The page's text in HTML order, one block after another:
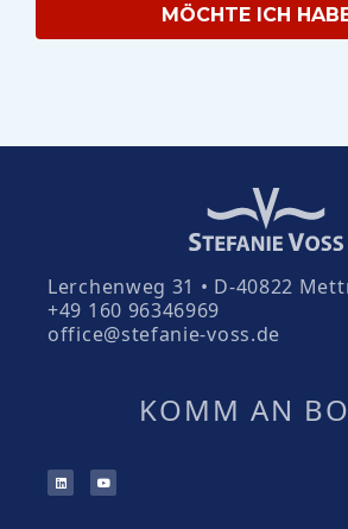
MÖCHTE ICH
Lerchenweg 31 • D-40822
+49 160 96346969
office@stefanie-voss.de
KOMM AN